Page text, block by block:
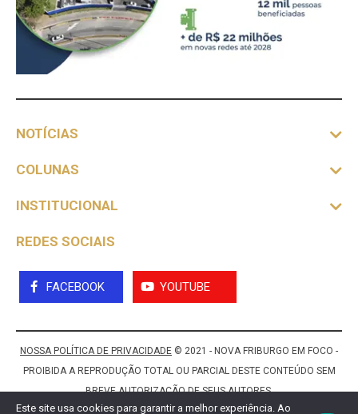
NOTÍCIAS
COLUNAS
INSTITUCIONAL
REDES SOCIAIS
FACEBOOK YOUTUBE
NOSSA POLÍTICA DE PRIVACIDADE © 2021 - NOVA FRIBURGO EM FOCO -
PROIBIDA A REPRODUÇÃO TOTAL OU PARCIAL DESTE CONTEÚDO SEM
BREVE AUTORIZAÇÃO DE SEUS AUTORES.
Este site usa cookies para garantir a melhor experiência. Ao